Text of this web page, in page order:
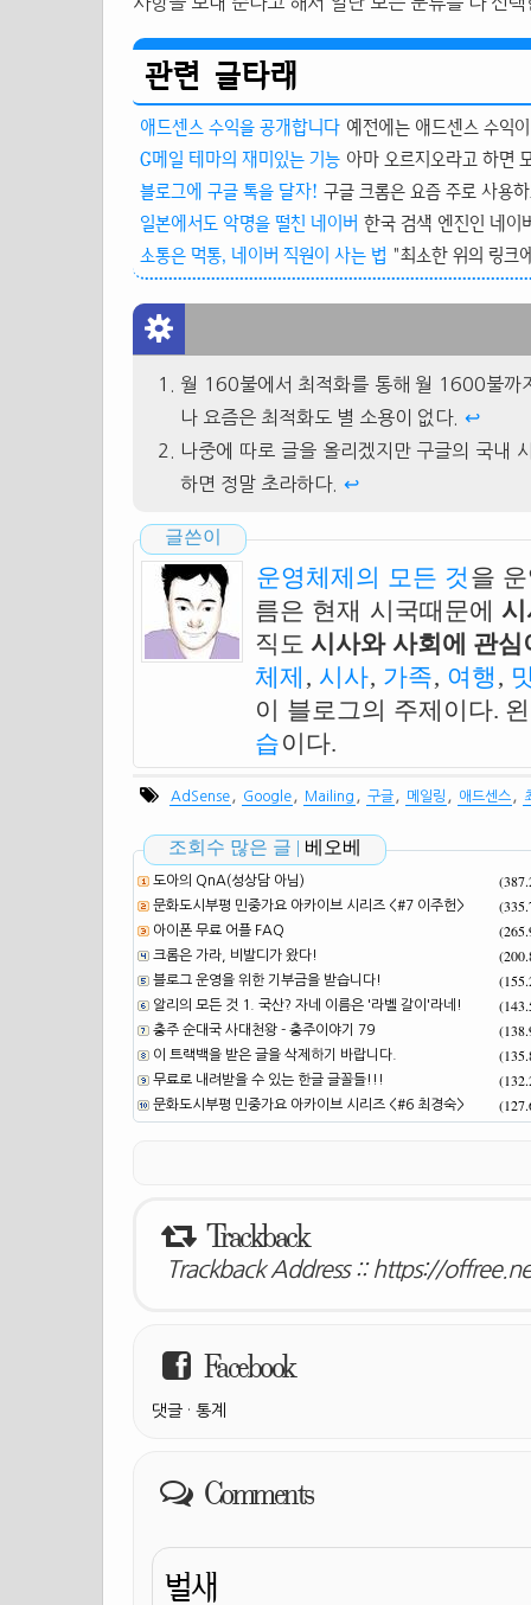
관련 글타래
애드센스 수익을 공개합니다 예전에는 애드센스 수익
G메일 테마의 재미있는 기능 아마 오르지오라고 하면
블로그에 구글 톡을 달자! 구글 크롬은 요즘 주로 사용
일본에서도 악명을 떨친 네이버 한국 검색 엔진인 네이
소통은 먹통, 네이버 직원이 사는 법 "최소한 위의 링크
월 160불에서 최적화를 통해 월 1600불까
나 요즘은 최적화도 별 소용이 없다. ↩
나중에 따로 글을 올리겠지만 구글의 국내
하면 정말 초라하다. ↩
글쓴이
운영체제의 모든 것 을
름은 현재 시국때문에
직도 시사와 사회에 관
체제 , 시사, 가족, 여행 ,
이 블로그의 주제이다.
습이다.
AdSense Google Mailing 구글 메일링 애드센스
조회수 많은 글 | 베오베
도아의 QnA(성상담 아님)
문화도시부평 민중가요 아카이브 시리즈 <#7 이주헌>
아이폰 무료 어플 FAQ
크롬은 가라, 비발디가 왔다!
블로그 운영을 위한 기부금을 받습니다!
알리의 모든 것 1. 국산? 자네 이름은 '라벨 갈이'라네!
충주 순대국 사대천왕 - 충주이야기 79
이 트랙백을 받은 글을 삭제하기 바랍니다.
무료로 내려받을 수 있는 한글 글꼴들!!!
문화도시부평 민중가요 아카이브 시리즈 <#6 최경숙>
Trackback
Trackback Address :: https://
Facebook
댓글 · 통계
Comments
벌새